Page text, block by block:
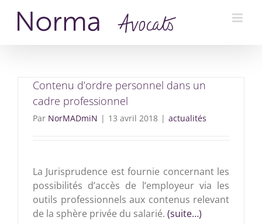
contenu
Contenu d’ordre personnel dans un
cadre professionnel
Par NorMADmiN | 13 avril 2018 | actualités
La Jurisprudence est fournie concernant les
possibilités d’accès de l’employeur via les
outils professionnels aux contenus relevant
de la sphère privée du salarié. (suite…)